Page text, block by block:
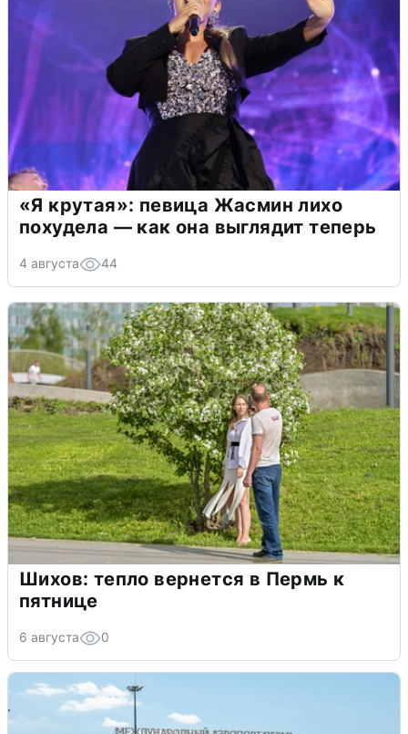
«Я крутая»: певица Жасмин лихо
похудела — как она выглядит теперь
4 августа 44
Шихов: тепло вернется в Пермь к
пятнице
6 августа 0